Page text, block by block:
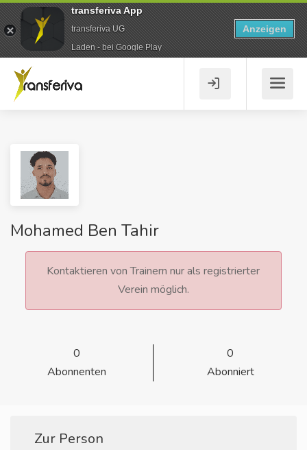
Mohamed Ben Tahir
Kontaktieren von Trainern nur als registrierter
Verein möglich.
0
Abonnenten
0
Abonniert
Zur Person
transferiva App
transferiva UG
Laden - bei Google Play
Anzeigen